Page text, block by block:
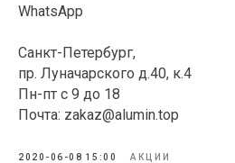
WhatsApp
Санкт-Петербург,
пр. Луначарского д.40, к.4
Пн-пт с 9 до 18
Почта: zakaz@alumin.top
2020-06-08 15:00 АКЦИИ